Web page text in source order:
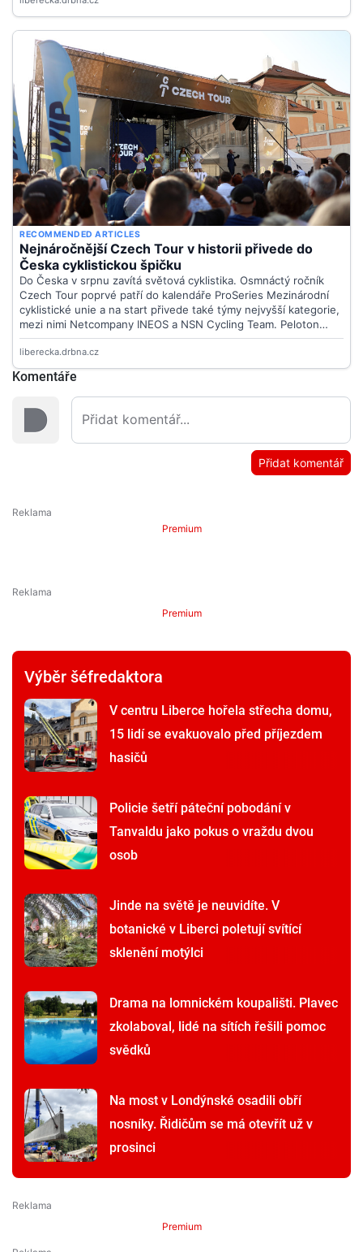
Komentáře
Přidat komentář
Premium
Premium
Výběr šéfredaktora
V centru Liberce hořela střecha domu,
15 lidí se evakuovalo před příjezdem
hasičů
Policie šetří páteční pobodání v
Tanvaldu jako pokus o vraždu dvou
osob
Jinde na světě je neuvidíte. V
botanické v Liberci poletují svítící
sklenění motýlci
Drama na lomnickém koupališti. Plavec
zkolaboval, lidé na sítích řešili pomoc
svědků
Na most v Londýnské osadili obří
nosníky. Řidičům se má otevřít už v
prosinci
Premium